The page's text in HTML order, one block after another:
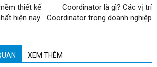
thiết kế
hiện nay
Coordinator là gì? Các vị trí
Coordinator trong doanh nghiệp
XEM THÊM